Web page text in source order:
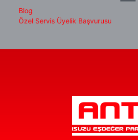
Blog
Özel Servis Üyelik Başvurusu